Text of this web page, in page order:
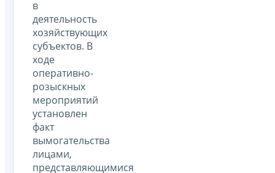
в
деятельность
хозяйствующих
субъектов. В
ходе
оперативно-
розыскных
мероприятий
установлен
факт
вымогательства
лицами,
представляющимися